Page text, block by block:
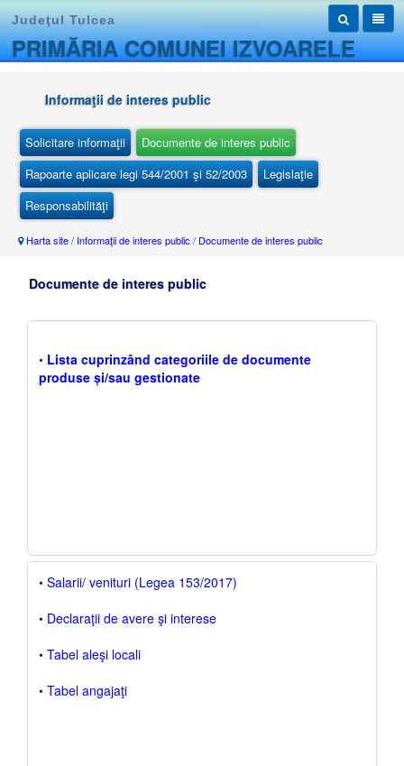
Judeţul Tulcea
PRIMĂRIA COMUNEI IZVOARELE
Informaţii de interes public
Solicitare informaţii
Documente de interes public
Rapoarte aplicare legi 544/2001 şi 52/2003
Legislaţie
Responsabilităţi
Harta site/ Informaţii de interes public / Documente de interes public
Documente de interes public
• Lista cuprinzând categoriile de documente
produse și/sau gestionate
• Salarii/ venituri (Legea 153/2017)
• Declaraţii de avere şi interese
• Tabel aleşi locali
• Tabel angajaţi